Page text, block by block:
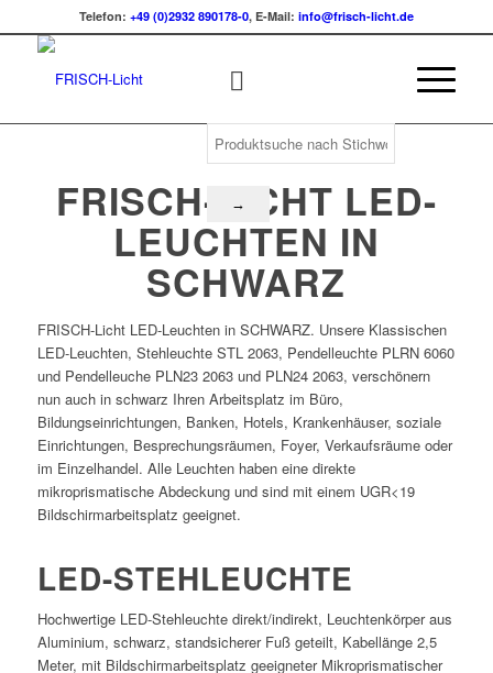
Telefon: +49 (0)2932 890178-0, E-Mail: info@frisch-licht.de
FRISCH-LICHT LED-
LEUCHTEN IN
SCHWARZ
FRISCH-Licht LED-Leuchten in SCHWARZ. Unsere Klassischen
LED-Leuchten, Stehleuchte STL 2063, Pendelleuchte PLRN 6060
und Pendelleuche PLN23 2063 und PLN24 2063, verschönern
nun auch in schwarz Ihren Arbeitsplatz im Büro,
Bildungseinrichtungen, Banken, Hotels, Krankenhäuser, soziale
Einrichtungen, Besprechungsräumen, Foyer, Verkaufsräume oder
im Einzelhandel. Alle Leuchten haben eine direkte
mikroprismatische Abdeckung und sind mit einem UGR<19
Bildschirmarbeitsplatz geeignet.
LED-STEHLEUCHTE
Hochwertige LED-Stehleuchte direkt/indirekt, Leuchtenkörper aus
Aluminium, schwarz, standsicherer Fuß geteilt, Kabellänge 2,5
Meter, mit Bildschirmarbeitsplatz geeigneter Mikroprismatischer